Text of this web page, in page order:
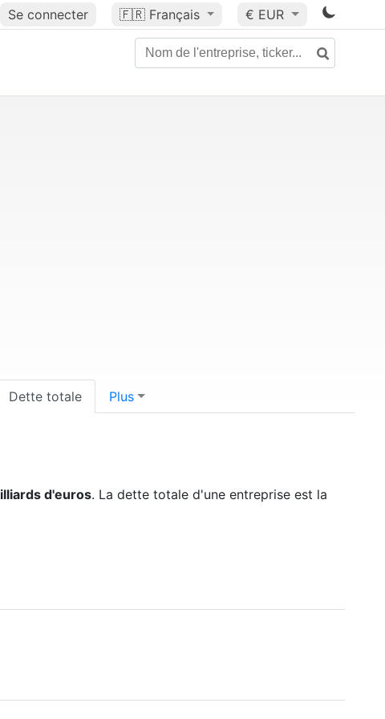
Se connecter 🇫🇷 Français € EUR
Dette totale Plus
d'euros. La dette totale d'une entreprise est la